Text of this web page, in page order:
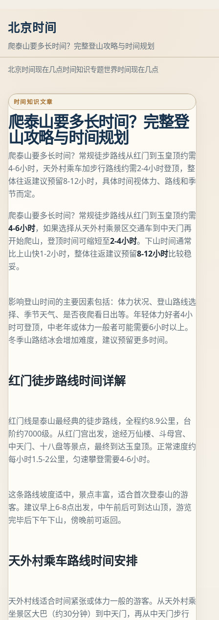
北京时间
爬泰山要多长时间？完整登山攻略与时间规划
北京时间现在几点时间知识专题世界时间现在几点
时间知识文章
爬泰山要多长时间？完整登
山攻略与时间规划
爬泰山要多长时间？常规徒步路线从红门到玉皇顶约需
4-6小时，天外村乘车加步行路线约需2-4小时登顶，整
体往返建议预留8-12小时，具体时间视体力、路线和季
节而定。
爬泰山要多长时间？常规徒步路线从红门到玉皇顶约需
4-6小时，如果选择从天外村乘景区交通车到中天门再
开始爬山，登顶时间可缩短至2-4小时。下山时间通常
比上山快1-2小时，整体往返建议预留8-12小时比较稳
妥。
影响登山时间的主要因素包括：体力状况、登山路线选
择、季节天气、是否夜爬看日出等。年轻体力好者4小
时可登顶，中老年或体力一般者可能需要6小时以上。
冬季山路结冰会增加难度，建议预留更多时间。
红门徒步路线时间详解
红门线是泰山最经典的徒步路线，全程约8.9公里，台
阶约7000级。从红门宫出发，途经万仙楼、斗母宫、
中天门、十八盘等景点，最终到达玉皇顶。正常速度约
每小时1.5-2公里，匀速攀登需要4-6小时。
这条路线坡度适中，景点丰富，适合首次登泰山的游
客。建议早上6-8点出发，中午前后可到达山顶，游览
完毕后下午下山，傍晚前可返回。
天外村乘车路线时间安排
天外村线适合时间紧张或体力一般的游客。从天外村乘
坐景区大巴（约30分钟）到中天门，再从中天门步行